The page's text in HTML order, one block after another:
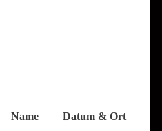
Name Datum & Ort